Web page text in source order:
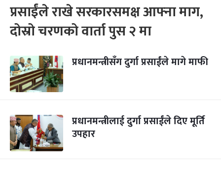
प्रसाईंले राखे सरकारसमक्ष आफ्ना माग,
दोस्रो चरणको वार्ता पुस २ मा
प्रधानमन्त्रीसँग दुर्गा प्रसाईंले मागे माफी
प्रधानमन्त्रीलाई दुर्गा प्रसाईंले दिए मूर्ति
उपहार